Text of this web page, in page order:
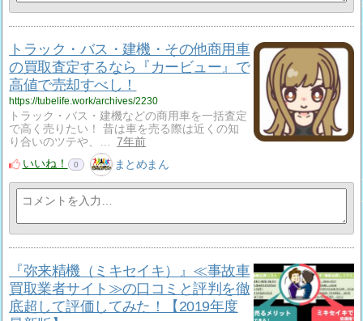
トラック・バス・建機・その他商用車
の買取査定するなら『カービュー』で
高値で売却すべし！
https://tubelife.work/archives/2230
トラック・バス・建機などの商用車を一括査定
で高く売りたい！ 昔は車を売る際は近くの知
り合いのツテや、…
7年前
いいね！
0 まとめまん
『弥来精機（ミキセイキ）』≪事故車
買取業者サイト≫の口コミと評判を徹
底超して評価してみた！【2019年度